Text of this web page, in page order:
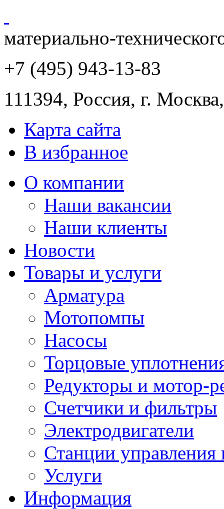
материально-
+7 (495) 943-13-83
111394, Россия, г. Москва
Карта сайта
В избранное
О компании
Наши вакансии
Наши клиенты
Новости
Товары и услуги
Арматура
Мотопомпы
Насосы
Торцовые
Редукторы и мотор-
Счетчики и фильтры
Электродвигатели
Станции управления
Услуги
Информация